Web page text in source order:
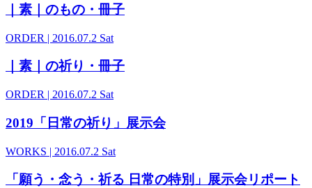
｜素｜のもの・冊子
ORDER | 2016.07.2 Sat
｜素｜の祈り・冊子
ORDER | 2016.07.2 Sat
2019「日常の祈り」展示会
WORKS | 2016.07.2 Sat
「願う・念う・祈る 日常の特別」展示会リポート